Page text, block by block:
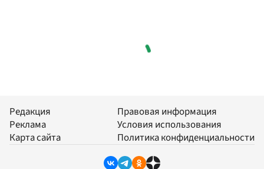
Редакция
Реклама
Карта сайта
Правовая информация
Условия использования
Политика конфиденциальности